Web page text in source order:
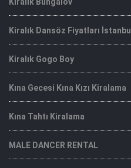
Kiralık Dansöz Fiyatları İstanbul
Kiralık Gogo Boy
Kına Gecesi Kına Kızı Kiralama
Kına Tahtı Kiralama
MALE DANCER RENTAL